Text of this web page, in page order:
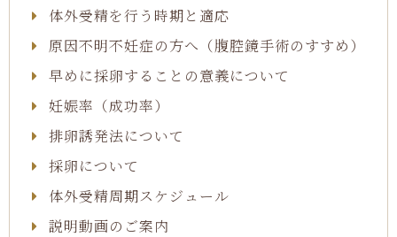
体外受精を行う時期と適応
原因不明不妊症の方へ（腹腔鏡手術のすすめ）
早めに採卵することの意義について
妊娠率（成功率）
排卵誘発法について
採卵について
体外受精周期スケジュール
説明動画のご案内